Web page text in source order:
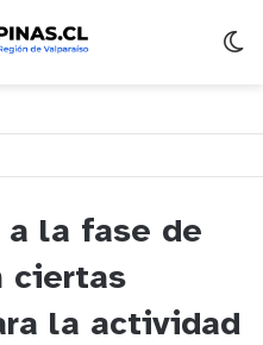
a la fase de
ciertas
la actividad